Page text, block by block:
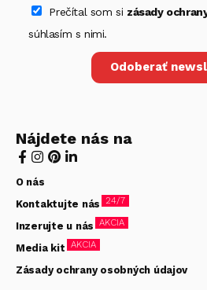
Prečítal som si zásady
súhlasím s nimi.
Odoberať
Nájdete nás na
O nás
Kontaktujte nás 24/7
Inzerujte u nás AKCIA
Media kit AKCIA
Zásady ochrany osobných údajov